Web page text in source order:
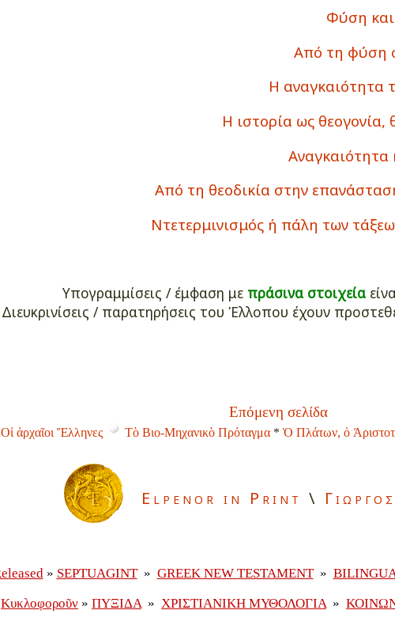
Φύση
Από τη φύση
Η αναγκαιότητα
Η ιστορία ως θεογονία,
Αναγκαιότητα
Από τη θεοδικία στην
Ντετερμινισμός ή πάλη των
Υπογραμμίσεις / έμφαση με πράσινα στοιχεία
Διευκρινίσεις / παρατηρήσεις του Έλλοπου έχουν
Επόμενη σελίδα
Οἱ ἀρχαῖοι Ἕλληνες Τὸ Βιο-Μηχανικὸ Πρόταγμα * Ὁ Πλάτων, ὁ
Elpenor in Print \